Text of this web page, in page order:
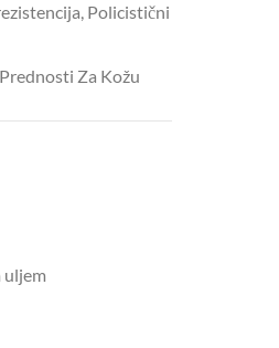
Policistični
Za Kožu
uljem